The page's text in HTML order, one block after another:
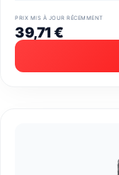
PRIX MIS À JOUR RÉCEMMENT
39,71 €